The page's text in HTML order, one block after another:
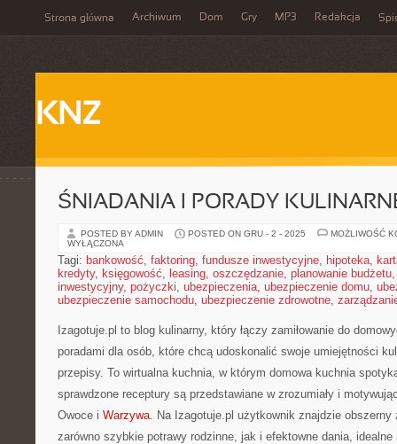
Strona główna Archiwum Dom Gry MP3 Redakcja
KNZ
ŚNIADANIA I PORADY
POSTED BY ADMIN POSTED ON GRU - 2 - 2025
MOŻLIWOŚĆ
WYŁĄCZONA
Tagi: bankowość, faktoring, fundusze inwestycyjne, hipoteka,
kredyty, księgowość, leasing, oszczędzanie, planowanie budżetu
inwestycyjny, pożyczki, ubezpieczenia, ubezpieczenie domu,
ubezpieczenie samochodu, ubezpieczenie zdrowotne,
Izagotuje.pl to blog kulinarny, który łączy zamiłowanie do
poradami dla osób, które chcą udoskonalić swoje umiejętności
przepisy. To wirtualna kuchnia, w którym domowa kuchnia
sprawdzone receptury są przedstawiane w zrozumiały i
Owoce i Warzywa. Na Izagotuje.pl użytkownik znajdzie obszerny
zarówno szybkie potrawy rodzinne, jak i efektowne dania,